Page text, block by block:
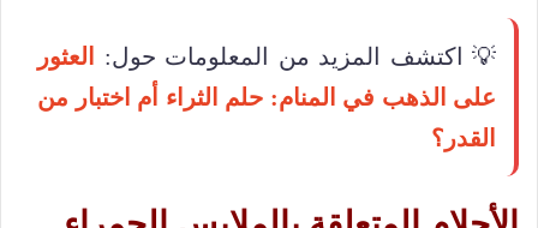
💡 اكتشف المزيد من المعلومات حول:
العثور
على الذهب في المنام: حلم الثراء أم اختبار من
القدر؟